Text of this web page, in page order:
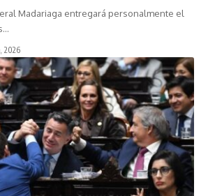
Madariaga entregará personalmente el
2026